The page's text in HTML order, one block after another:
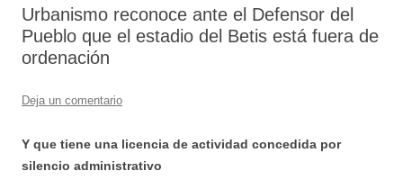
Urbanismo reconoce ante el Defensor del
Pueblo que el estadio del Betis está fuera de
ordenación
Deja un comentario
Y que tiene una licencia de actividad concedida por
silencio administrativo